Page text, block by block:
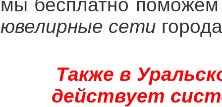
мы бесплатно
ювелирные сети
Также в
действует